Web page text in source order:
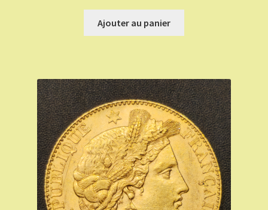
Ajouter au panier